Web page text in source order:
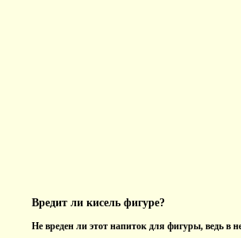
Вредит ли кисель фигуре?
Не вреден ли этот напиток для фигуры, ведь в